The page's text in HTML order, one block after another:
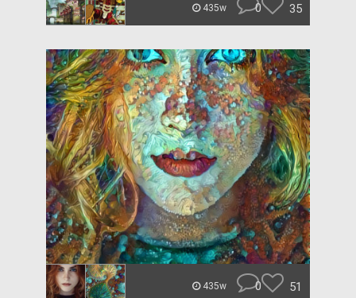
435w 0 35
435w 0 51